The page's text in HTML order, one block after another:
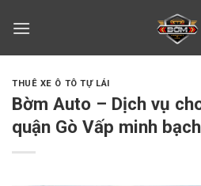
THUÊ XE Ô TÔ TỰ LÁI
Bờm Auto – Dịch vụ
quận Gò Vấp minh